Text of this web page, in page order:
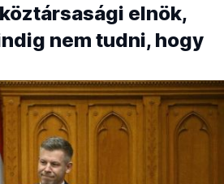
elnök,
nem tudni, hogy